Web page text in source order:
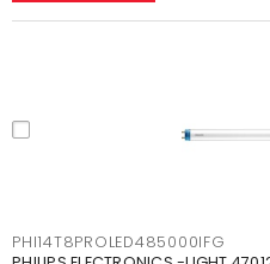
PHI14T8PROLED485000IFG